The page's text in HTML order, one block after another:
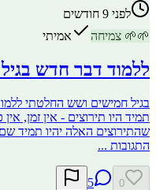
לפני 9 חודשים
🌱
🌱 צמיחה אמיתי
ללמוד דבר חדש
בגיל חמישים ושש החלטתי
תמיד היו תירוצים - אין זמן,
שהתירוצים האלה יהיו תמיד
התגובות ...
0
5